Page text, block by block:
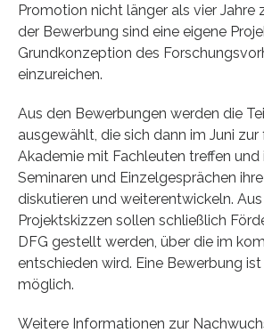
Promotion nicht länger als vier Jahre
der Bewerbung sind eine eigene
Grundkonzeption des
einzureichen.
Aus den Bewerbungen werden die
ausgewählt, die sich dann im Juni
Akademie mit Fachleuten treffen und
Seminaren und Einzelgesprächen
diskutieren und weiterentwickeln.
Projektskizzen sollen schließlich
DFG gestellt werden, über die im
entschieden wird. Eine Bewerbung
möglich.
Weitere Informationen zur